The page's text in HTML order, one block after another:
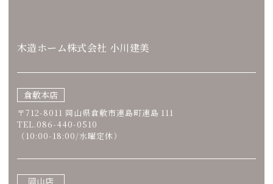
木造ホーム株式会社 小川建美
倉敷本店
〒712-8011 岡山県倉敷市連島町連島 111
TEL.086-440-0510
（10:00-18:00/水曜定休）
岡山店